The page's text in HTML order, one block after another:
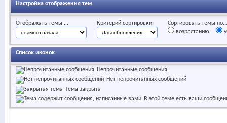
Настройка отображения тем
Отображать темы ... Критерий сортировки:
Сортировать темы по...
возрастанию
Список иконок
Непрочитанные сообщения
Нет непрочитанных сообщений
Тема закрыта
В этой теме есть ваши